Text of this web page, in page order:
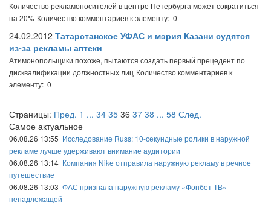
Количество рекламоносителей в центре Петербурга может сократиться
на 20% Количество комментариев к элементу: 0
24.02.2012 Татарстанское УФАС и мэрия Казани судятся
из-за рекламы аптеки
Атимонопольщики похоже, пытаются создать первый прецедент по
дисквалификации должностных лиц Количество комментариев к
элементу: 0
Страницы: Пред. 1 ... 34 35 36 37 38 ... 58 След.
Самое актуальное
06.08.26 13:55 Исследование Russ: 10-секундные ролики в наружной
рекламе лучше удерживают внимание аудитории
06.08.26 13:14 Компания Nike отправила наружную рекламу в речное
путешествие
06.08.26 13:03 ФАС признала наружную рекламу «Фонбет ТВ»
ненадлежащей